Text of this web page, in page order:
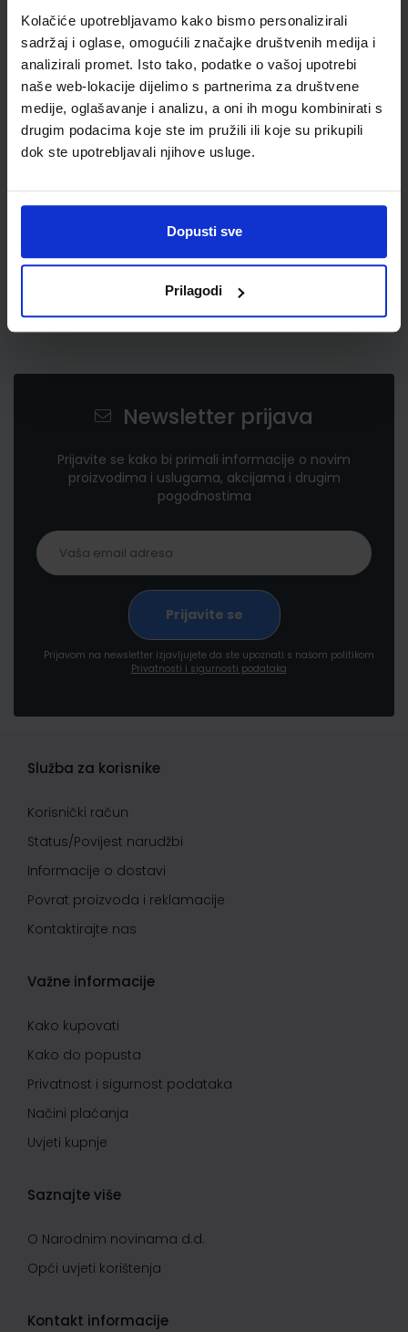
Kolačiće upotrebljavamo kako bismo personalizirali
sadržaj i oglase, omogućili značajke društvenih medija i
analizirali promet. Isto tako, podatke o vašoj upotrebi
naše web-lokacije dijelimo s partnerima za društvene
medije, oglašavanje i analizu, a oni ih mogu kombinirati s
drugim podacima koje ste im pružili ili koje su prikupili
dok ste upotrebljavali njihove usluge.
Dopusti sve
Prilagodi
5,50 €
Newsletter prijava
Prijavite se kako bi primali informacije o novim
proizvodima i uslugama, akcijama i drugim
pogodnostima
Prijavom na newsletter izjavljujete da ste upoznati s našom politikom
Privatnosti i sigurnosti podataka
Služba za korisnike
Korisnički račun
Status/Povijest narudžbi
Informacije o dostavi
Povrat proizvoda i reklamacije
Kontaktirajte nas
Važne informacije
Kako kupovati
Kako do popusta
Privatnost i sigurnost podataka
Načini plaćanja
Uvjeti kupnje
Saznajte više
O Narodnim novinama d.d.
Opći uvjeti korištenja
Kontakt informacije